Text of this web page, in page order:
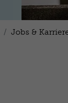
Jobs &